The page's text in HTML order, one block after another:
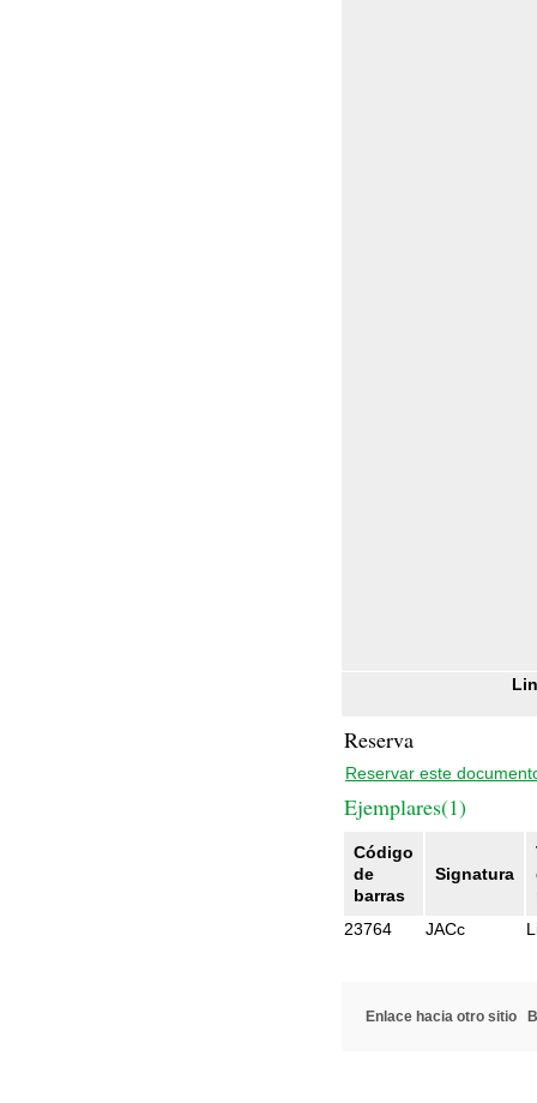
Reserva
Reservar este
Ejemplares(1)
Código
de
barras
Signatura
23764
JACc
Enlace hacia otro sitio